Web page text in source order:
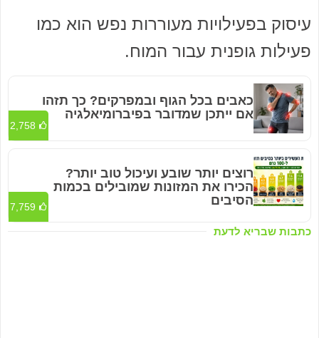
עיסוק בפעילויות מעוררות נפש הוא כמו
פעילות גופנית עבור המוח.
כתבות שבריא לדעת
כאבים בכל הגוף ובמפרקים? כך תזהו
אם ייתכן שמדובר בפיברומיאלגיה
2,758
רוצים יותר שובע ועיכול טוב יותר?
הכירו את המזונות שמובילים בכמות
הסיבים
7,759